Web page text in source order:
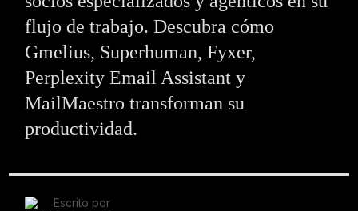
flujo de trabajo. Descubra cómo
Gmelius, Superhuman, Fyxer,
Perplexity Email Assistant y
MailMaestro transforman su
productividad.
Escrito por